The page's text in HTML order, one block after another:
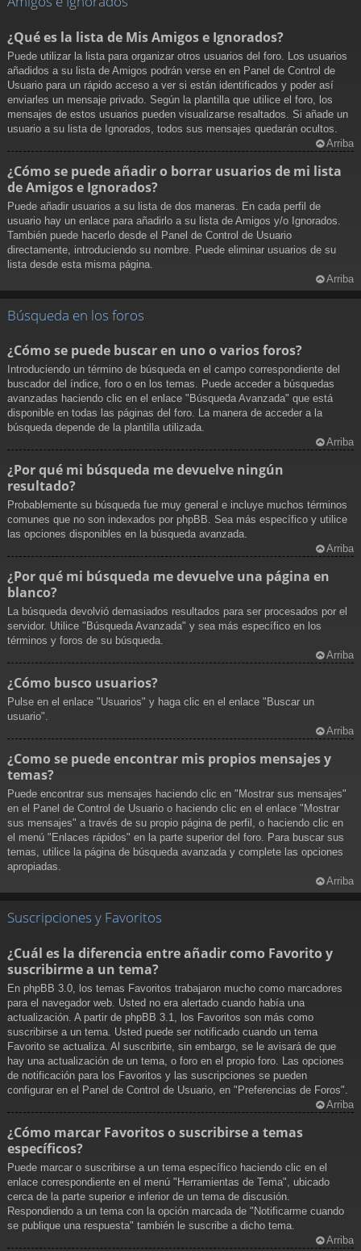
¿Qué es la lista de Mis Amigos e Ignorados?
Puede utilizar la lista para organizar otros usuarios del foro. Los usuarios
añadidos a su lista de Amigos podrán verse en en Panel de Control de
Usuario para un rápido acceso a ver si están identificados y poder así
enviarles un mensaje privado. Según la plantilla que utilice el foro, los
mensajes de estos usuarios pueden visualizarse resaltados. Si añade un
usuario a su lista de Ignorados, todos sus mensajes quedarán ocultos.
Arriba
¿Cómo se puede añadir o borrar usuarios de mi lista
de Amigos e Ignorados?
Puede añadir usuarios a su lista de dos maneras. En cada perfil de
usuario hay un enlace para añadirlo a su lista de Amigos y/o Ignorados.
También puede hacerlo desde el Panel de Control de Usuario
directamente, introduciendo su nombre. Puede eliminar usuarios de su
lista desde esta misma página.
Arriba
Búsqueda en los foros
¿Cómo se puede buscar en uno o varios foros?
Introduciendo un término de búsqueda en el campo correspondiente del
buscador del índice, foro o en los temas. Puede acceder a búsquedas
avanzadas haciendo clic en el enlace "Búsqueda Avanzada" que está
disponible en todas las páginas del foro. La manera de acceder a la
búsqueda depende de la plantilla utilizada.
Arriba
¿Por qué mi búsqueda me devuelve ningún
resultado?
Probablemente su búsqueda fue muy general e incluye muchos términos
comunes que no son indexados por phpBB. Sea más específico y utilice
las opciones disponibles en la búsqueda avanzada.
Arriba
¿Por qué mi búsqueda me devuelve una página en
blanco?
La búsqueda devolvió demasiados resultados para ser procesados por el
servidor. Utilice "Búsqueda Avanzada" y sea más específico en los
términos y foros de su búsqueda.
Arriba
¿Cómo busco usuarios?
Pulse en el enlace "Usuarios" y haga clic en el enlace "Buscar un
usuario".
Arriba
¿Como se puede encontrar mis propios mensajes y
temas?
Puede encontrar sus mensajes haciendo clic en "Mostrar sus mensajes"
en el Panel de Control de Usuario o haciendo clic en el enlace "Mostrar
sus mensajes" a través de su propio página de perfil, o haciendo clic en
el menú "Enlaces rápidos" en la parte superior del foro. Para buscar sus
temas, utilice la página de búsqueda avanzada y complete las opciones
apropiadas.
Arriba
Suscripciones y Favoritos
¿Cuál es la diferencia entre añadir como Favorito y
suscribirme a un tema?
En phpBB 3.0, los temas Favoritos trabajaron mucho como marcadores
para el navegador web. Usted no era alertado cuando había una
actualización. A partir de phpBB 3.1, los Favoritos son más como
suscribirse a un tema. Usted puede ser notificado cuando un tema
Favorito se actualiza. Al suscribirte, sin embargo, se le avisará de que
hay una actualización de un tema, o foro en el propio foro. Las opciones
de notificación para los Favoritos y las suscripciones se pueden
configurar en el Panel de Control de Usuario, en "Preferencias de Foros".
Arriba
¿Cómo marcar Favoritos o suscribirse a temas
específicos?
Puede marcar o suscribirse a un tema específico haciendo clic en el
enlace correspondiente en el menú "Herramientas de Tema", ubicado
cerca de la parte superior e inferior de un tema de discusión.
Respondiendo a un tema con la opción marcada de "Notificarme cuando
se publique una respuesta" también le suscribe a dicho tema.
Arriba